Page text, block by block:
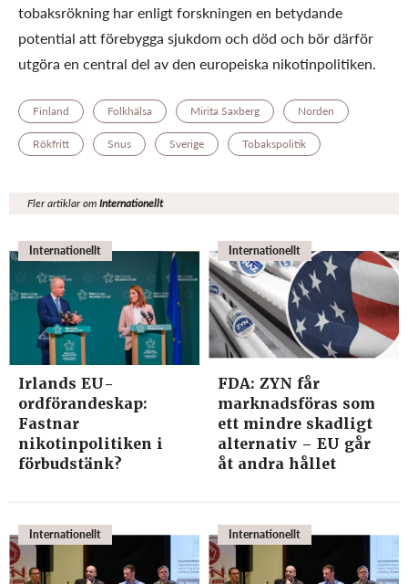
tobaksrökning har enligt forskningen en betydande
potential att förebygga sjukdom och död och bör därför
utgöra en central del av den europeiska nikotinpolitiken.
Finland Folkhälsa Mirita Saxberg Norden
Rökfritt Snus Sverige Tobakspolitik
Fler artiklar omInternationellt
Internationellt
Irlands EU-
ordförandeskap:
Fastnar
nikotinpolitiken i
förbudstänk?
Internationellt
FDA: ZYN får
marknadsföras som
ett mindre skadligt
alternativ – EU går
åt andra hållet
Internationellt Internationellt